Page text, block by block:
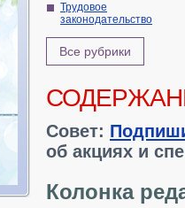
Трудовое
законодательство
Все рубрики
Совет:
об акциях и
Колонка